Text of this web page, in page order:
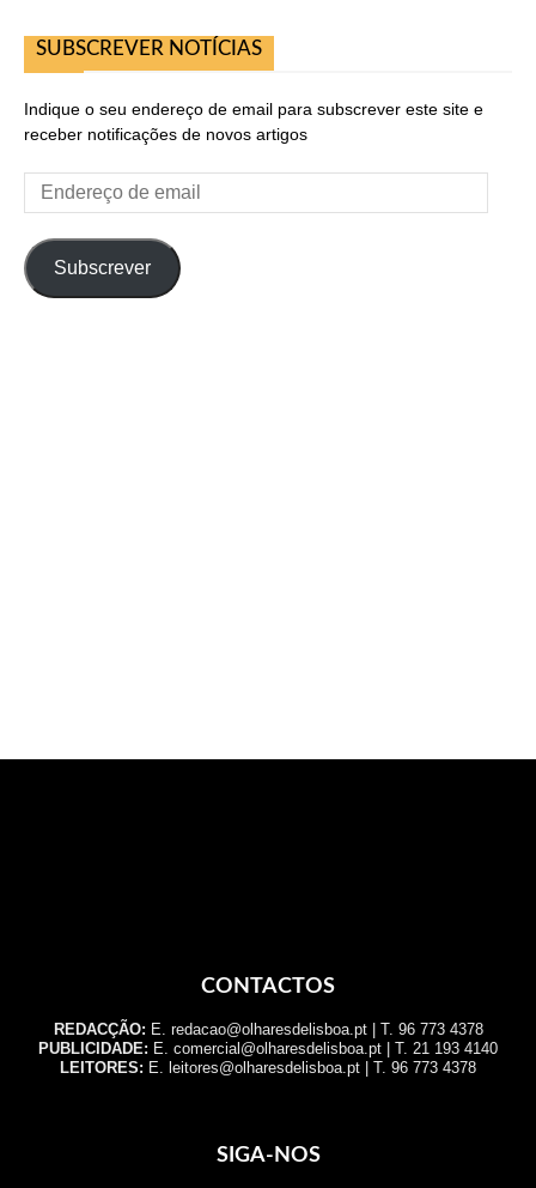
SUBSCREVER NOTÍCIAS
Indique o seu endereço de email para subscrever este site e
receber notificações de novos artigos
Endereço
de
Subscrever
CONTACTOS
REDACÇÃO: E. redacao@olharesdelisboa.pt | T. 96 773 4378
PUBLICIDADE: E. comercial@olharesdelisboa.pt | T. 21 193 4140
LEITORES: E. leitores@olharesdelisboa.pt | T. 96 773 4378
SIGA-NOS